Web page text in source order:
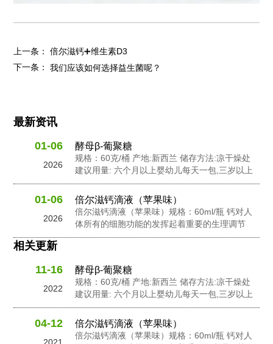
上一条：倍尔滋钙➕维生素D3
下一条：我们应该如何选择益生菌呢？
最新资讯
01-06
2026
酵母β-葡聚糖
规格：60克/桶 产地:新西兰 储存方法:凉干燥处
建议用量: 六个月以上婴幼儿每天一包,三岁以上
幼儿每天2包,孕妇及成人每天3包 配料: 抗性糊
精，食用非活性酵母粉，岩藻多糖，水苏糖，酵
母 β-葡聚糖，针叶樱桃粉，黄金奇异果粉，接骨
木莓粉，N-乙酰神经氨酸...
01-06
2026
倍尔滋钙滴液（苹果味）
倍尔滋钙滴液（苹果味）规格：60ml/瓶 钙对人
体所有的细胞功能的发挥起着重要的生理调节
作。钙在人体内含量的不足会影响人体的生长发
促进心脏肌肉功能，并激活一些消化酶的活性。
钙是人体中一个必要的营养成份之一。...
相关更新
11-16
2022
酵母β-葡聚糖
规格：60克/桶 产地:新西兰 储存方法:凉干燥处
建议用量: 六个月以上婴幼儿每天一包,三岁以上
幼儿每天2包,孕妇及成人每天3包 配料: 抗性糊
精，食用非活性酵母粉，岩藻多糖，水苏糖，酵
母 β-葡聚糖，针叶樱桃粉，黄金奇异果粉，接骨
04-12 倍尔滋钙滴液（苹果味）
倍尔滋钙滴液（苹果味）规格：60ml/瓶 钙对人